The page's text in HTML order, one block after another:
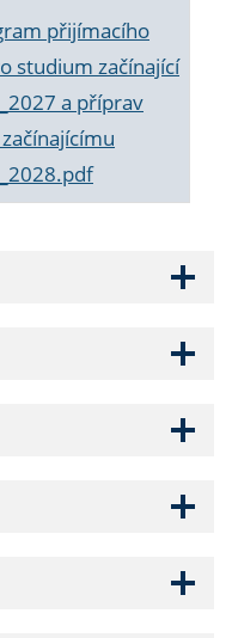
přijímacího
studium začínající
a příprav